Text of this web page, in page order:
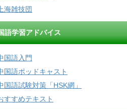
海雑技団
語学習アドバイス
国語入門
国語ポッドキャスト
国語試験対策「HSK網」
すすめテキスト